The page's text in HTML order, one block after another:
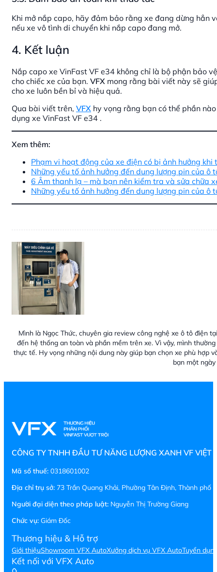
Khi mở nắp capo, hãy đảm bảo rằng xe đang dừng hẳn
nếu xe vô tình di chuyển khi nắp capo đang mở.
4. Kết luận
Nắp capo xe VinFast VF e34 không chỉ là bộ phận bảo
cho chiếc xe của bạn. VFX mong rằng bài viết này sẽ
cho xe luôn bền bỉ và hiệu quả.
Qua bài viết trên, VFX hy vọng rằng bạn có thể phần
dụng xe VinFast VF e34 .
Xem thêm:
Phạm vi hoạt động của xe điện có bị ảnh hưởng khi
Những yếu tố ảnh hưởng đến dung lượng pin của ô
6 Âm thanh lạ – mà bạn nên kiểm tra và sửa chữa
Những yếu tố ảnh hưởng đến dung lượng pin của ô
Mình là Ngọc Thức, chuyên gia review công nghệ xe ô tô điện
đến hệ thống an toàn và phần mềm trên xe. Vì vậy, mình
thực tế. Hy vọng những nội dung này giúp bạn chọn xe phù hợp
bạn một
CÔNG TY TNHH ĐẦU TƯ NĂNG LƯỢNG XANH VF VIỆT
Mã số thuế: 0318601002
Địa chỉ trụ sở: 73 Trần Quang Khải, Phường Tân Định, Thành phố
Người đại diện theo pháp luật: Nguyễn Thị Trường Giang
Chức vụ: Giám Đốc
Thương hiệu & Hỗ trợ
Giới thiệuShowroom VFX AutoXưởng dịch vụ VFX AutoTuyển
Kết nối với VFX Auto